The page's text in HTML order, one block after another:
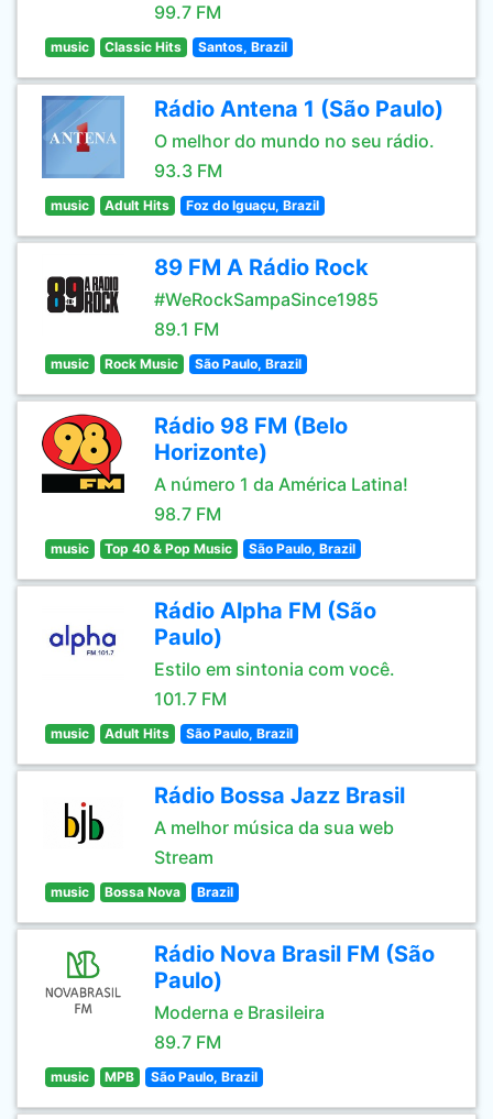
99.7 FM
music Classic Hits Santos, Brazil
Rádio Antena 1 (São Paulo)
O melhor do mundo no seu rádio.
93.3 FM
music Adult Hits Foz do Iguaçu, Brazil
89 FM A Rádio Rock
#WeRockSampaSince1985
89.1 FM
music Rock Music São Paulo, Brazil
Rádio 98 FM (Belo
Horizonte)
A número 1 da América Latina!
98.7 FM
music Top 40 & Pop Music São Paulo, Brazil
Rádio Alpha FM (São
Paulo)
Estilo em sintonia com você.
101.7 FM
music Adult Hits São Paulo, Brazil
Rádio Bossa Jazz Brasil
A melhor música da sua web
Stream
music Bossa Nova Brazil
Rádio Nova Brasil FM (São
Paulo)
Moderna e Brasileira
89.7 FM
music MPB São Paulo, Brazil